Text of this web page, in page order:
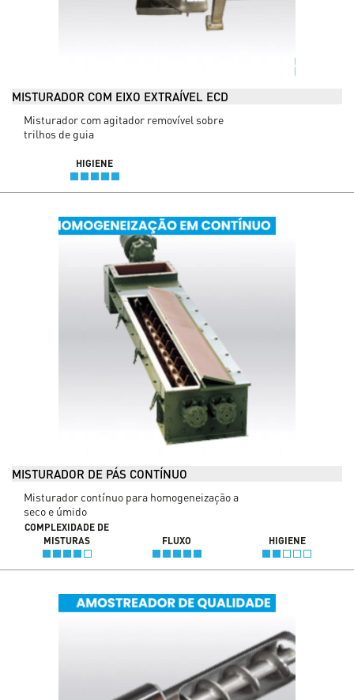
MISTURADOR COM EIXO EXTRAÍVEL ECD
Misturador com agitador removível sobre
trilhos de guia
HIGIENE
MISTURADOR DE PÁS CONTÍNUO
Misturador contínuo para homogeneização a
seco e úmido
COMPLEXIDADE DE
MISTURAS
FLUXO HIGIENE